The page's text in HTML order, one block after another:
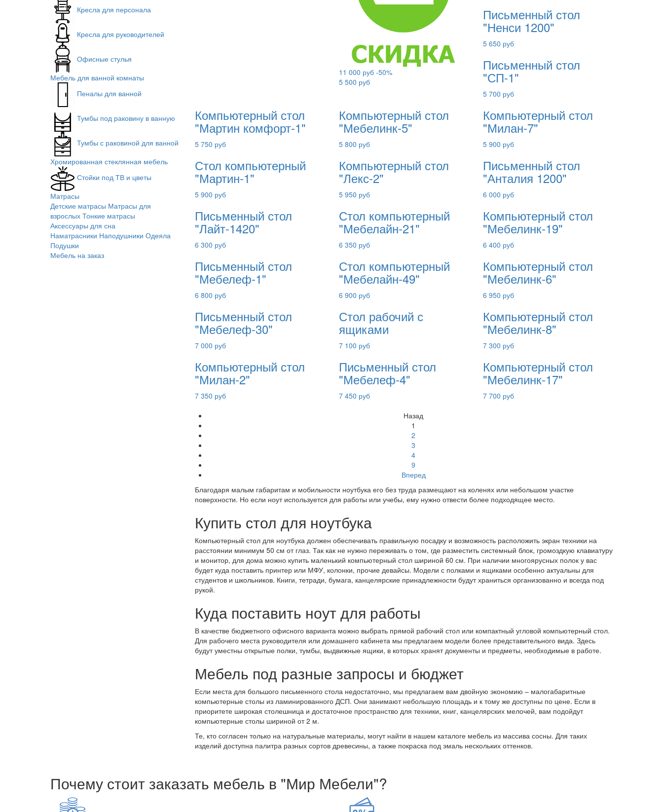
Кресла для персонала
Кресла для руководителей
Офисные стулья
Мебель для ванной комнаты
Пеналы для ванной
Тумбы под раковину в ванную
Тумбы с раковиной для ванной
Хромированная стеклянная мебель
Стойки под ТВ и цветы
Матрасы
Детские матрасы Матрасы для
взрослых Тонкие матрасы
Аксессуары для сна
Наматрасники Наподушники Одеяла
Подушки
Мебель на заказ
11 000 руб-50%
5 500 руб
Письменный стол
"Ненси 1200"
5 650 руб
Письменный стол
"СП-1"
5 700 руб
Компьютерный стол
"Мартин комфорт-1"
5 750 руб
Компьютерный стол
"Мебелинк-5"
5 800 руб
Компьютерный стол
"Милан-7"
5 900 руб
Стол компьютерный
"Мартин-1"
5 900 руб
Компьютерный стол
"Лекс-2"
5 950 руб
Письменный стол
"Анталия 1200"
6 000 руб
Письменный стол
"Лайт-1420"
6 300 руб
Стол компьютерный
"Мебелайн-21"
6 350 руб
Компьютерный стол
"Мебелинк-19"
6 400 руб
Письменный стол
"Мебелеф-1"
6 800 руб
Стол компьютерный
"Мебелайн-49"
6 900 руб
Компьютерный стол
"Мебелинк-6"
6 950 руб
Письменный стол
"Мебелеф-30"
7 000 руб
Стол рабочий с
ящиками
7 100 руб
Компьютерный стол
"Мебелинк-8"
7 300 руб
Компьютерный стол
"Милан-2"
7 350 руб
Письменный стол
"Мебелеф-4"
7 450 руб
Компьютерный стол
"Мебелинк-17"
7 700 руб
Назад
1
2
3
4
9
Вперед
Благодаря малым габаритам и мобильности ноутбука его без труда размещают на коленях или небольшом участке
поверхности. Но если ноут используется для работы или учебы, ему нужно отвести более подходящее место.
Купить стол для ноутбука
Компьютерный стол для ноутбука должен обеспечивать правильную посадку и возможность расположить экран техники на
расстоянии минимум 50 см от глаз. Так как не нужно переживать о том, где разместить системный блок, громоздкую клавиатуру
и монитор, для дома можно купить маленький компьютерный стол шириной 60 см. При наличии многоярусных полок у вас
будет куда поставить принтер или МФУ, колонки, прочие девайсы. Модели с полками и ящиками особенно актуальны для
студентов и школьников. Книги, тетради, бумага, канцелярские принадлежности будут храниться организованно и всегда под
рукой.
Куда поставить ноут для работы
В качестве бюджетного офисного варианта можно выбрать прямой рабочий стол или компактный угловой компьютерный стол.
Для рабочего места руководителя или домашнего кабинета мы предлагаем модели более представительного вида. Здесь
будут уместны открытые полки, тумбы, выдвижные ящики, в которых хранят документы и предметы, необходимые в работе.
Мебель под разные запросы и бюджет
Если места для большого письменного стола недостаточно, мы предлагаем вам двойную экономию – малогабаритные
компьютерные столы из ламинированного ДСП. Они занимают небольшую площадь и к тому же доступны по цене. Если в
приоритете широкая столешница и достаточное пространство для техники, книг, канцелярских мелочей, вам подойдут
компьютерные столы шириной от 2 м.
Те, кто согласен только на натуральные материалы, могут найти в нашем каталоге мебель из массива сосны. Для таких
изделий доступна палитра разных сортов древесины, а также покраска под эмаль нескольких оттенков.
Почему стоит заказать мебель в "Мир Мебели"?